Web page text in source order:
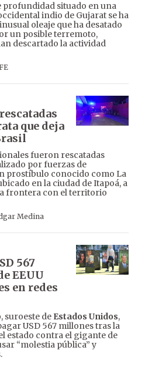
profundidad situado en una
indio de Gujarat se ha
oleaje que ha desatado
un posible terremoto,
descartado la actividad
que deja
fueron rescatadas
por fuerzas de
prostíbulo conocido como La
en la ciudad de Itapoá, a
frontera con el territorio
Medina
567
EEUU
en redes
suroeste de Estados Unidos,
USD 567 millones tras la
estado contra el gigante de
“molestia pública” y